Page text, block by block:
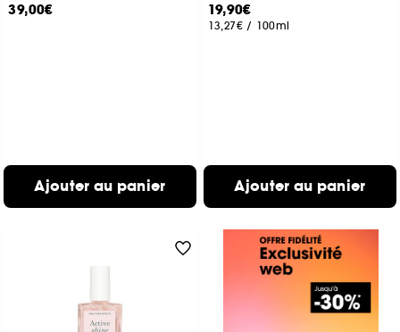
39,00€
Ajouter au panier
19,90€
13,27€ / 100ml
Ajouter au panier